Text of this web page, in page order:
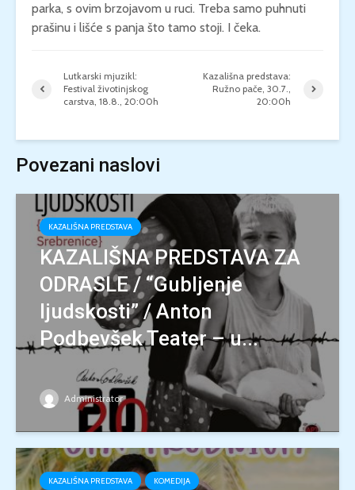
parka, s ovim brzojavom u ruci. Treba samo puhnuti
prašinu i lišće s panja što tamo stoji. I čeka.
Lutkarski mjuzikl:
Festival životinjskog
carstva, 18.8., 20:00h
Kazališna predstava:
Ružno pače, 30.7.,
20:00h
Povezani naslovi
KAZALIŠNA PREDSTAVA
KAZALIŠNA PREDSTAVA ZA
ODRASLE / “Gubljenje
ljudskosti” / Anton
Podbevšek Teater – u...
Administrator
KAZALIŠNA PREDSTAVA KOMEDIJA